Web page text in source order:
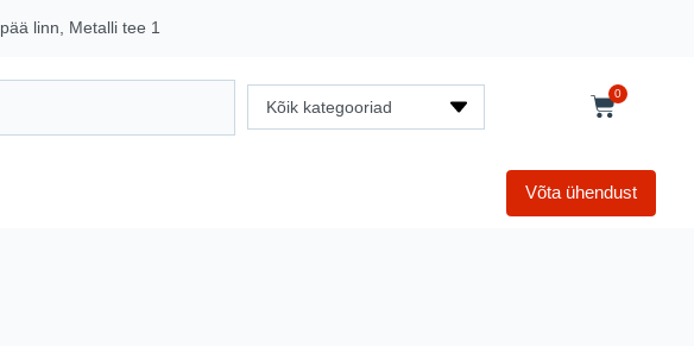
linn, Metalli tee 1
Kõik kategooriad
0
Võta ühendust